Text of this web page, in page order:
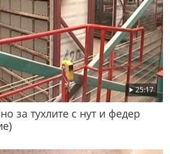
25:17
за тухлите с нут и федер